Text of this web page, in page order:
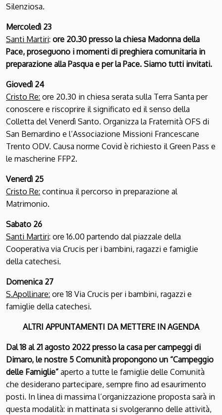
Silenziosa.
Mercoledì 23
Santi Martiri: ore 20.30 presso la chiesa Madonna della
Pace, proseguono i momenti di preghiera comunitaria in
preparazione alla Pasqua e per la Pace. Siamo tutti invitati.
Giovedì 24
Cristo Re: ore 20.30 in chiesa serata sulla Terra Santa per
conoscere e riscoprire il significato ed il senso della
Colletta del Venerdì Santo. Organizza la Fraternità OFS di
San Bernardino e l’Associazione Missioni Francescane
Trento ODV. Causa norme Covid è richiesto il Green Pass e
le mascherine FFP2.
Venerdì 25
Cristo Re: continua il percorso in preparazione al
Matrimonio.
Sabato 26
Santi Martiri: ore 16.00 partendo dal piazzale della
Cooperativa via Crucis per i bambini, ragazzi e famiglie
della catechesi.
Domenica 27
S.Apollinare: ore 18 Via Crucis per i bambini, ragazzi e
famiglie della catechesi.
ALTRI APPUNTAMENTI DA METTERE IN AGENDA
Dal 18 al 21 agosto 2022 presso la casa per campeggi di
Dimaro, le nostre 5 Comunità propongono un “Campeggio
delle Famiglie” aperto a tutte le famiglie delle Comunità
che desiderano partecipare, sempre fino ad esaurimento
posti. In linea di massima l’organizzazione proposta sarà in
questa modalità: in mattinata si svolgeranno delle attività,